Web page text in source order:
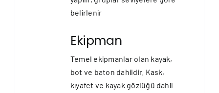
belirlenir
Ekipman
Temel ekipmanlar olan kayak,
bot ve baton dahildir. Kask,
kıyafet ve kayak gözlüğü dahil